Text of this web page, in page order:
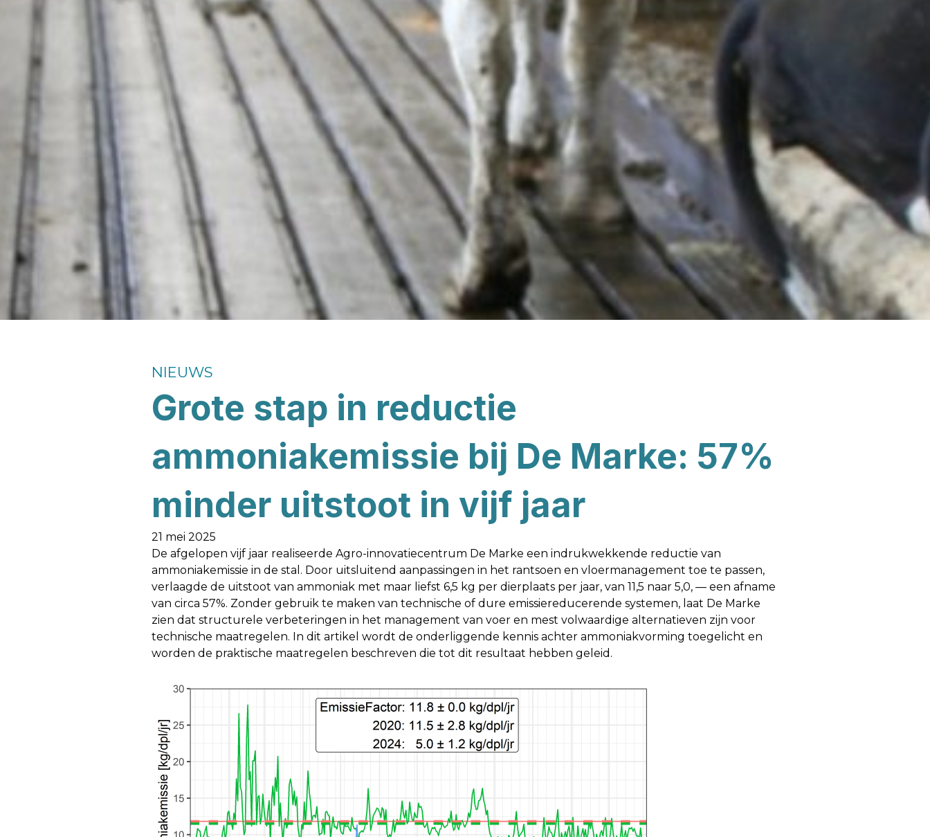
NIEUWS
Grote stap in reductie
ammoniakemissie bij De Marke: 57%
minder uitstoot in vijf jaar
21 mei 2025
De afgelopen vijf jaar realiseerde Agro-innovatiecentrum De Marke een indrukwekkende reductie van
ammoniakemissie in de stal. Door uitsluitend aanpassingen in het rantsoen en vloermanagement toe te passen,
verlaagde de uitstoot van ammoniak met maar liefst 6,5 kg per dierplaats per jaar, van 11,5 naar 5,0, — een afname
van circa 57%. Zonder gebruik te maken van technische of dure emissiereducerende systemen, laat De Marke
zien dat structurele verbeteringen in het management van voer en mest volwaardige alternatieven zijn voor
technische maatregelen. In dit artikel wordt de onderliggende kennis achter ammoniakvorming toegelicht en
worden de praktische maatregelen beschreven die tot dit resultaat hebben geleid.